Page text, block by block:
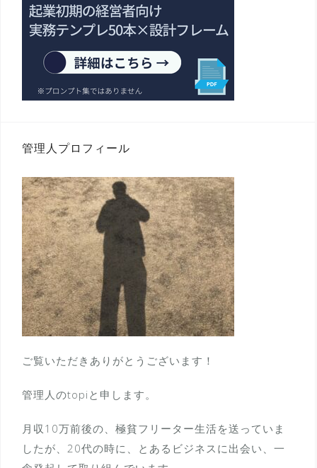
管理人プロフィール
ご覧いただきありがとうございます！
管理人のtopiと申します。
月収10万前後の、極貧フリーター生活を送っていま
したが、20代の時に、とあるビジネスに出会い、一